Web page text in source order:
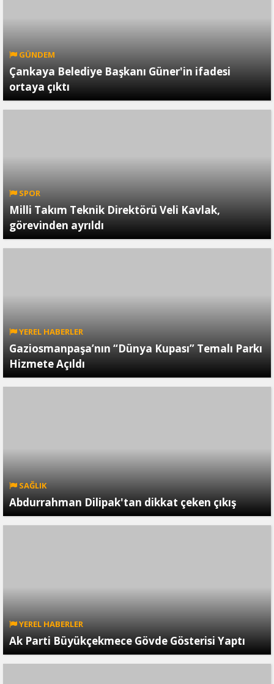
GÜNDEM
Çankaya Belediye Başkanı Güner'in ifadesi
ortaya çıktı
SPOR
Milli Takım Teknik Direktörü Veli Kavlak,
görevinden ayrıldı
YEREL HABERLER
Gaziosmanpaşa’nın “Dünya Kupası” Temalı Parkı
Hizmete Açıldı
SAĞLIK
Abdurrahman Dilipak'tan dikkat çeken çıkış
YEREL HABERLER
Ak Parti Büyükçekmece Gövde Gösterisi Yaptı